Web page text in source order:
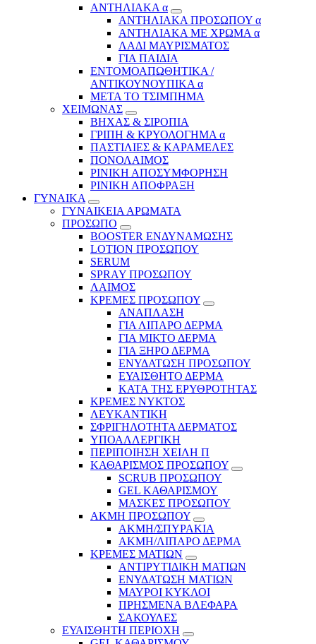
ΑΝΤΗΛΙΑΚΑ α
ΑΝΤΗΛΙΑΚΑ ΠΡΟΣΩΠΟΥ α
ΑΝΤΗΛΙΑΚΑ ΜΕ ΧΡΩΜΑ α
ΛΑΔΙ ΜΑΥΡΙΣΜΑΤΟΣ
ΓΙΑ ΠΑΙΔΙΑ
ΕΝΤΟΜΟΑΠΩΘΗΤΙΚΑ /
ΑΝΤΙΚΟΥΝΟΥΠΙΚΑ α
ΜΕΤΑ ΤΟ ΤΣΙΜΠΗΜΑ
ΧΕΙΜΩΝΑΣ
ΒΗΧΑΣ & ΣΙΡΟΠΙΑ
ΓΡΙΠΗ & ΚΡΥΟΛΟΓΗΜΑ α
ΠΑΣΤΙΛΙΕΣ & ΚΑΡΑΜΕΛΕΣ
ΠΟΝΟΛΑΙΜΟΣ
ΡΙΝΙΚΗ ΑΠΟΣΥΜΦΟΡΗΣΗ
ΡΙΝΙΚΗ ΑΠΟΦΡΑΞΗ
ΓΥΝΑΙΚΑ
ΓΥΝΑΙΚΕΙΑ ΑΡΩΜΑΤΑ
ΠΡΟΣΩΠΟ
BOOSTER ΕΝΔΥΝΑΜΩΣΗΣ
LOTION ΠΡΟΣΩΠΟΥ
SERUM
SPRAY ΠΡΟΣΩΠΟΥ
ΛΑΙΜΟΣ
ΚΡΕΜΕΣ ΠΡΟΣΩΠΟΥ
ΑΝΑΠΛΑΣΗ
ΓΙΑ ΛΙΠΑΡΟ ΔΕΡΜΑ
ΓΙΑ ΜΙΚΤΟ ΔΕΡΜΑ
ΓΙΑ ΞΗΡΟ ΔΕΡΜΑ
ΕΝΥΔΑΤΩΣΗ ΠΡΟΣΩΠΟΥ
ΕΥΑΙΣΘΗΤΟ ΔΕΡΜΑ
ΚΑΤΑ ΤΗΣ ΕΡΥΘΡΟΤΗΤΑΣ
ΚΡΕΜΕΣ ΝΥΚΤΟΣ
ΛΕΥΚΑΝΤΙΚΗ
ΣΦΡΙΓΗΛΟΤΗΤΑ ΔΕΡΜΑΤΟΣ
ΥΠΟΑΛΛΕΡΓΙΚΗ
ΠΕΡΙΠΟΙΗΣΗ ΧΕΙΛΗ Π
ΚΑΘΑΡΙΣΜΟΣ ΠΡΟΣΩΠΟΥ
SCRUB ΠΡΟΣΩΠΟΥ
GEL ΚΑΘΑΡΙΣΜΟΥ
ΜΑΣΚΕΣ ΠΡΟΣΩΠΟΥ
ΑΚΜΗ ΠΡΟΣΩΠΟΥ
ΑΚΜΗ/ΣΠΥΡΑΚΙΑ
ΑΚΜΗ/ΛΙΠΑΡΟ ΔΕΡΜΑ
ΚΡΕΜΕΣ ΜΑΤΙΩΝ
ΑΝΤΙΡΥΤΙΔΙΚΗ ΜΑΤΙΩΝ
ΕΝΥΔΑΤΩΣΗ ΜΑΤΙΩΝ
ΜΑΥΡΟΙ ΚΥΚΛΟΙ
ΠΡΗΣΜΕΝΑ ΒΛΕΦΑΡΑ
ΣΑΚΟΥΛΕΣ
ΕΥΑΙΣΘΗΤΗ ΠΕΡΙΟΧΗ